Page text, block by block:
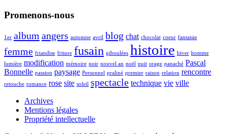
Promenons-nous
1er album angers automne avril blog chat chocolat coeur fantaisie
femme friandise friture fusain giboulées histoire hiver homme
lumière modification mémoire noir nouvel an noël nuit orage panaché Pascal
Bonnelle passion paysage Personnel praliné premier raison relation rencontre
retouche romance rose site soleil spectacle technique vie ville
Archives
Mentions légales
Propriété intellectuelle